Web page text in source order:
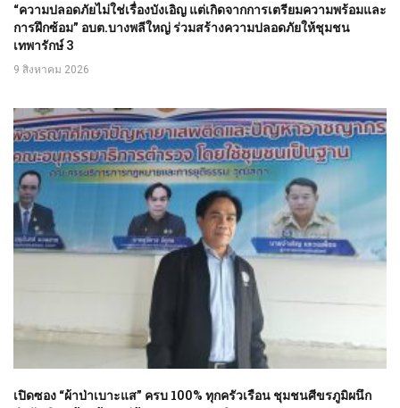
“ความปลอดภัยไม่ใช่เรื่องบังเอิญ แต่เกิดจากการเตรียมความพร้อมและ
การฝึกซ้อม” อบต.บางพลีใหญ่ ร่วมสร้างความปลอดภัยให้ชุมชน
เทพารักษ์ 3
9 สิงหาคม 2026
เปิดซอง “ผ้าป่าเบาะแส” ครบ 100% ทุกครัวเรือน ชุมชนศีขรภูมิผนึก